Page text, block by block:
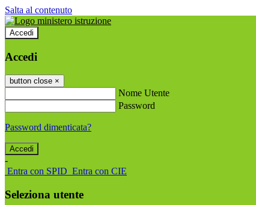
Salta al contenuto
Accedi
Accedi
button close ×
Nome Utente
Password
Password dimenticata?
-
Entra con SPID Entra con CIE
Seleziona utente